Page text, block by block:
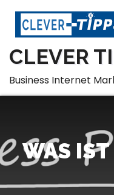
Inhalt
springen
CLEVER
Business Internet
WAS